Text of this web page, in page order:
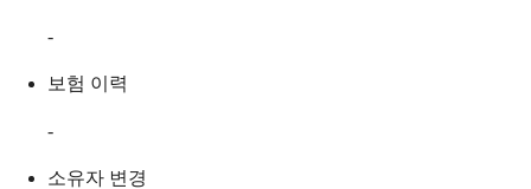
-
보험 이력
-
소유자 변경